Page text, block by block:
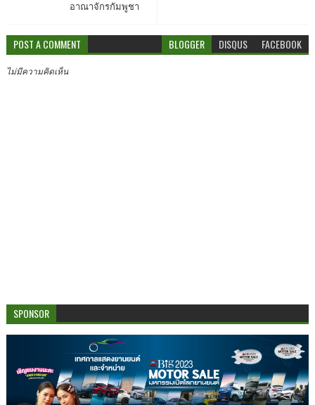
อาณาจักรกัมพูชา
POST A COMMENT BLOGGER DISQUS FACEBOOK
ไม่มีความคิดเห็น
SPONSOR